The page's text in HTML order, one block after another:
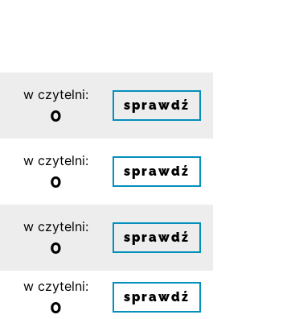
w czytelni:
0 sprawdź
w czytelni:
0 sprawdź
w czytelni:
0 sprawdź
w czytelni:
0 sprawdź